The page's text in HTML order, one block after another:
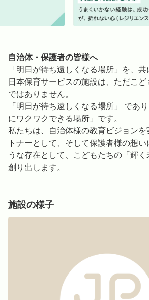
自治体・保護者の皆様へ
「明日が待ち遠しくなる場所」を、共
日本保育サービスの施設は、ただこ
ではありません。
「明日が待ち遠しくなる場所」 であ
にワクワクできる場所」です。
私たちは、自治体様の教育ビジョン
トナーとして、そして保護者様の想
うな存在として、こどもたちの「輝
創り出します。
施設の様子